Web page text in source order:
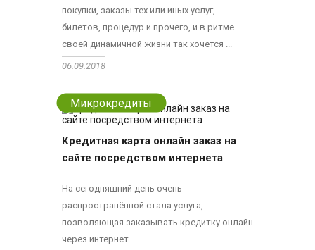
покупки, заказы тех или иных услуг,
билетов, процедур и прочего, и в ритме
своей динамичной жизни так хочется ...
06.09.2018
Микрокредиты
Кредитная карта онлайн заказ на
сайте посредством интернета
На сегодняшний день очень
распространённой стала услуга,
позволяющая заказывать кредитку онлайн
через интернет.